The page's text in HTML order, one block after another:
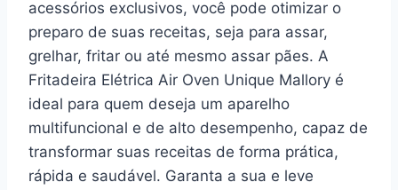
acessórios exclusivos, você pode otimizar o
preparo de suas receitas, seja para assar,
grelhar, fritar ou até mesmo assar pães. A
Fritadeira Elétrica Air Oven Unique Mallory é
ideal para quem deseja um aparelho
multifuncional e de alto desempenho, capaz de
transformar suas receitas de forma prática,
rápida e saudável. Garanta a sua e leve